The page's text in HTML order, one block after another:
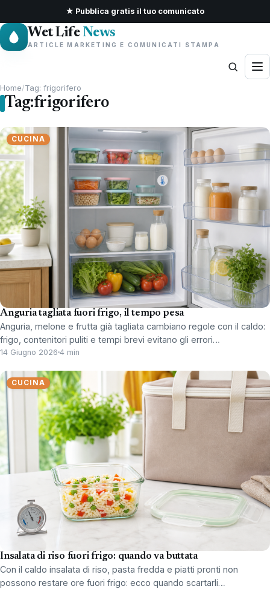
★ Pubblica gratis il tuo comunicato
Wet Life News
ARTICLE MARKETING E COMUNICATI STAMPA
Home/Tag: frigorifero
Tag:frigorifero
CUCINA
Anguria tagliata fuori frigo, il tempo pesa
Anguria, melone e frutta già tagliata cambiano regole con il caldo:
frigo, contenitori puliti e tempi brevi evitano gli errori…
14 Giugno 2026 4 min
CUCINA
Insalata di riso fuori frigo: quando va buttata
Con il caldo insalata di riso, pasta fredda e piatti pronti non
possono restare ore fuori frigo: ecco quando scartarli…